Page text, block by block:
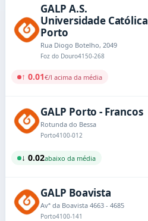
GALP A.S.
Universidade Católica
Porto
Rua Diogo Botelho, 2049
Foz do Douro4150-268
↑ 0.01€/l acima da média
GALP Porto - Francos
Rotunda do Bessa
Porto4100-012
↓ 0.02abaixo da média
GALP Boavista
Avª da Boavista 4663 - 4685
Porto4100-141